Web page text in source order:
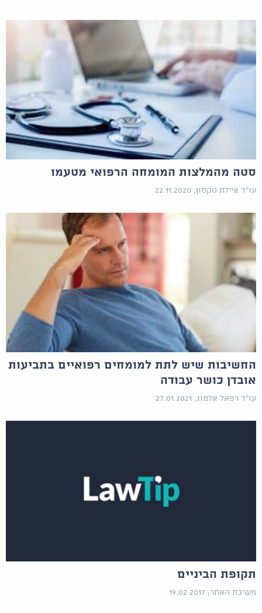
סטה מהמלצות המומחה הרפואי מטעמו
עו"ד איילת טקסון, 22.11.2020
החשיבות שיש לתת למומחים רפואיים בתביעות
אובדן כושר עבודה
עו"ד רפאל אלמוג, 27.01.2021
תקופת הביניים
מערכת האתר, 19.02.2017